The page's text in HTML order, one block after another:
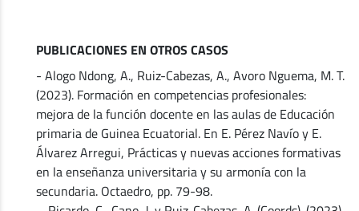
PUBLICACIONES EN OTROS CASOS
- Alogo Ndong, A., Ruiz-Cabezas, A., Avoro Nguema, M. T.
(2023). Formación en competencias profesionales:
mejora de la función docente en las aulas de Educación
primaria de Guinea Ecuatorial. En E. Pérez Navío y E.
Álvarez Arregui, Prácticas y nuevas acciones formativas
en la enseñanza universitaria y su armonía con la
secundaria. Octaedro, pp. 79-98.